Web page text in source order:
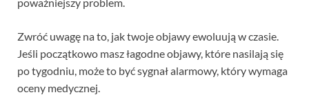
Zwróć uwagę na to, jak twoje objawy ewoluują w czasie.
Jeśli początkowo masz łagodne objawy, które nasilają się
po tygodniu, może to być sygnał alarmowy, który wymaga
oceny medycznej.